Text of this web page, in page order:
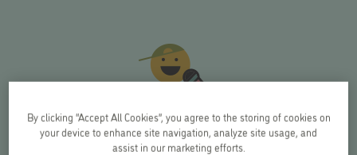
Występy kadry
By clicking “Accept All Cookies”, you agree to the storing of cookies on
your device to enhance site navigation, analyze site usage, and
assist in our marketing efforts.